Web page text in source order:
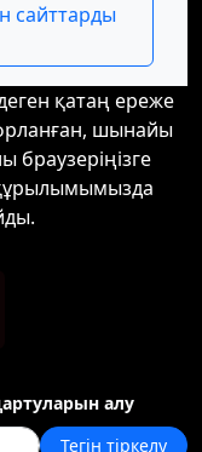
сайттарды
қатаң ереже
шынайы
браузеріңізге
алу
Тегін тіркелу